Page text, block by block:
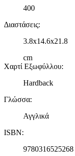
400
Διαστάσεις:
3.8x14.6x21.8
cm
Χαρτί Εξωφύλλου:
Hardback
Γλώσσα:
Αγγλικά
ISBN:
9780316525268